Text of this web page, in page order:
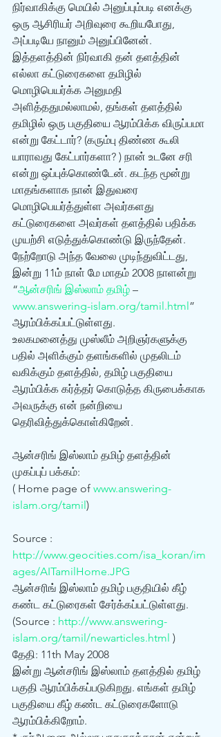
நிர்வாகிக்கு மெயில் அனுப்பும்படி எனக்கு
ஒரு ஆசிரியர் அறிவுரை கூறியபோது,
அப்படியே நானும் அனுப்பினேன்.
இத்தளத்தின் நிர்வாகி தன் தளத்தின்
எல்லா கட்டுரைகளை தமிழில்
மொழிபெயர்க்க அனுமதி
அளித்ததுமல்லாமல், தங்கள் தளத்தில்
தமிழில் ஒரு பகுதியை ஆரம்பிக்க விருப்பமா
என்று கேட்டார்? (கரும்பு திண்ண கூலி
யாராவது கேட்பார்களா? ) நான் உடனே சரி
என்று ஒப்புக்கொண்டேன். கடந்த மூன்று
மாதங்களாக நான் இதுவரை
மொழிபெயர்த்துள்ள அவர்களது
கட்டுரைகளை அவர்கள் தளத்தில் பதிக்க
முயற்சி எடுத்துக்கொண்டு இருந்தேன்.
நேற்றோடு அந்த வேலை முடிந்துவிட்டது,
இன்று 11ம் நாள் மே மாதம் 2008 நாளன்று
“ஆன்சரிங் இஸ்லாம் தமிழ் –
www.answering-islam.org/tamil.html”
ஆரம்பிக்கப்பட்டுள்ளது.
உலகமனைத்து முஸ்லீம் அறிஞர்களுக்கு
பதில் அளிக்கும் தளங்களில் முதலிடம்
வகிக்கும் தளத்தில், தமிழ் பகுதியை
ஆரம்பிக்க கர்த்தர் கொடுத்த கிருபைக்காக
அவருக்கு என் நன்றியை
தெரிவித்துக்கொள்கிறேன்.
ஆன்சரிங் இஸ்லாம் தமிழ் தளத்தின்
முகப்புப் பக்கம்:
( Home page of www.answering-
islam.org/tamil)
Source :
http://www.geocities.com/isa_koran/im
ages/AITamilHome.JPG
ஆன்சரிங் இஸ்லாம் தமிழ் பகுதியில் கீழ்
கண்ட கட்டுரைகள் சேர்க்கப்பட்டுள்ளது.
(Source : http://www.answering-
islam.org/tamil/newarticles.html )
தேதி: 11th May 2008
இன்று ஆன்சரிங் இஸ்லாம் தளத்தில் தமிழ்
பகுதி ஆரம்பிக்கப்படுகிறது. எங்கள் தமிழ்
பகுதியை கீழ் கண்ட கட்டுரைகளோடு
ஆரம்பிக்கிறோம்.